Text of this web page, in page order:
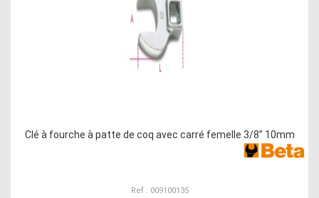
Clé à fourche à patte de coq avec carré femelle 3/8” 10mm
Ref : 009100135